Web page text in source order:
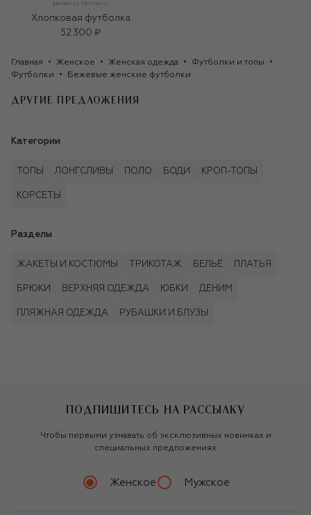
Хлопковая футболка
52 300 ₽
Главная Женское Женская одежда
Футболки и топы
Футболки
Бежевые женские футболки
ДРУГИЕ ПРЕДЛОЖЕНИЯ
Категории
ТОПЫ ЛОНГСЛИВЫ ПОЛО БОДИ КРОП-ТОПЫ
КОРСЕТЫ
Разделы
ЖАКЕТЫ И КОСТЮМЫ ТРИКОТАЖ БЕЛЬЁ ПЛАТЬЯ
БРЮКИ ВЕРХНЯЯ ОДЕЖДА ЮБКИ ДЕНИМ
ПЛЯЖНАЯ ОДЕЖДА РУБАШКИ И БЛУЗЫ
ПОДПИШИТЕСЬ НА РАССЫЛКУ
Чтобы первыми узнавать об эксклюзивных новинках и
специальных предложениях
Женское Мужское